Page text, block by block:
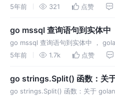
言 ：Socket TCP 使用 go 语言写
5年前 321 点赞
go mssql 查询语句到实体中
sqlserver，并查询数据到实
go mssql 查询语句到实体中 ，
数据到实体中 需要引用包：
5年前 1.7k 点赞
go strings.Split() 函数：关
使用
go strings.Split() 函数：关于